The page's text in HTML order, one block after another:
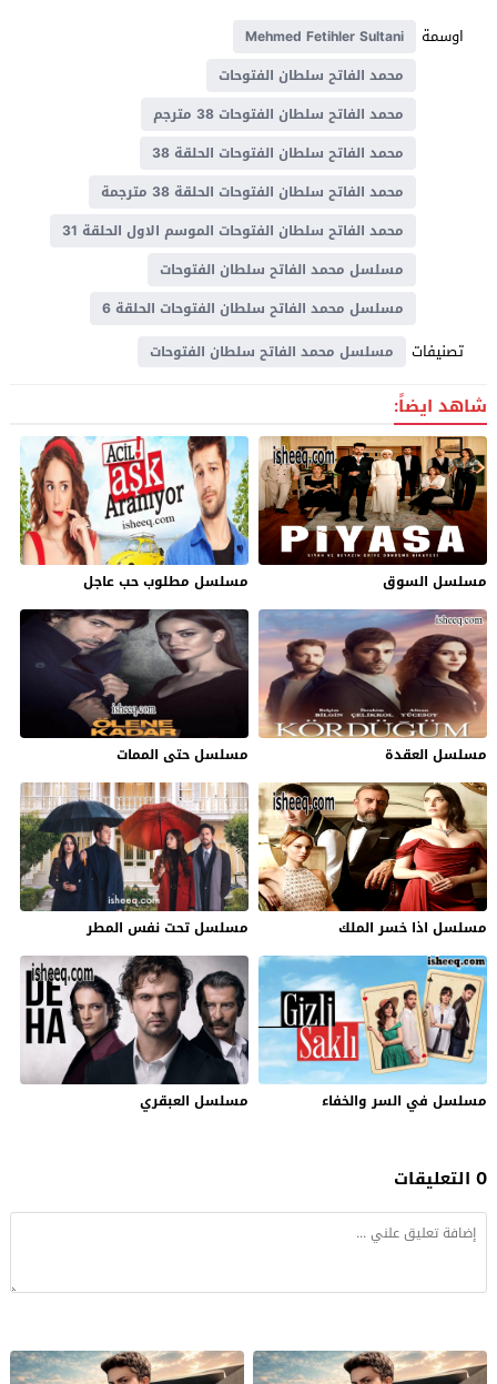
اوسمة
Mehmed Fetihler Sultani
محمد الفاتح سلطان الفتوحات
محمد الفاتح سلطان الفتوحات 38 مترجم
محمد الفاتح سلطان الفتوحات الحلقة 38
محمد الفاتح سلطان الفتوحات الحلقة 38 مترجمة
محمد الفاتح سلطان الفتوحات الموسم الاول الحلقة 31
مسلسل محمد الفاتح سلطان الفتوحات
مسلسل محمد الفاتح سلطان الفتوحات الحلقة 6
تصنيفات مسلسل محمد الفاتح سلطان الفتوحات
شاهد ايضاً:
مسلسل السوق مسلسل مطلوب حب عاجل
مسلسل العقدة مسلسل حتى الممات
مسلسل اذا خسر الملك مسلسل تحت نفس المطر
مسلسل في السر والخفاء مسلسل العبقري
0 التعليقات